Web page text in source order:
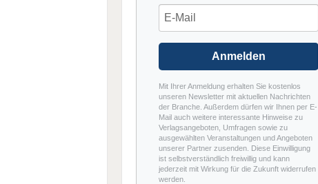
Anmelden
Mit Ihrer Anmeldung erhalten Sie kostenlos
unseren Newsletter mit aktuellen Nachrichten
der Branche. Außerdem dürfen wir Ihnen per E-
Mail auch weitere interessante Hinweise zu
Verlagsangeboten, Umfragen sowie zu
ausgewählten Veranstaltungen und Angeboten
unserer Partner zusenden. Diese Einwilligung
ist selbstverständlich freiwillig und kann
jederzeit mit Wirkung für die Zukunft widerrufen
werden.